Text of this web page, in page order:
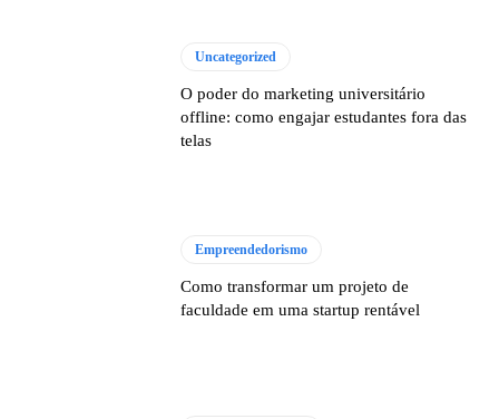
Uncategorized
O poder do marketing universitário
offline: como engajar estudantes fora das
telas
Empreendedorismo
Como transformar um projeto de
faculdade em uma startup rentável